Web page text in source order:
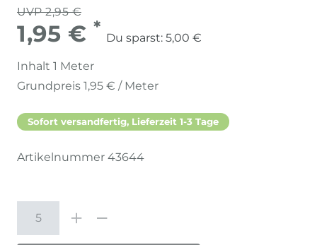
UVP 2,95 €
1,95 € *
Du sparst: 5,00 €
Inhalt 1 Meter
Grundpreis 1,95 € / Meter
Sofort versandfertig, Lieferzeit 1-3 Tage
Artikelnummer 43644